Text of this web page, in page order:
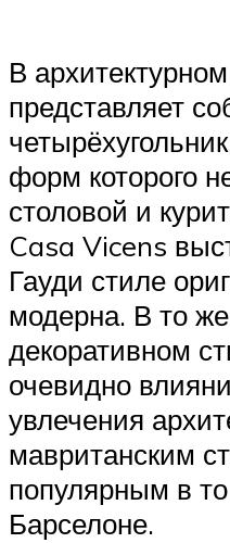
В
представляет
форм которого
столовой и
Casa Vicens
Гауди стиле
модерна. В то
декоративном
очевидно
увлечения
мавританским
популярным в
Барселоне.